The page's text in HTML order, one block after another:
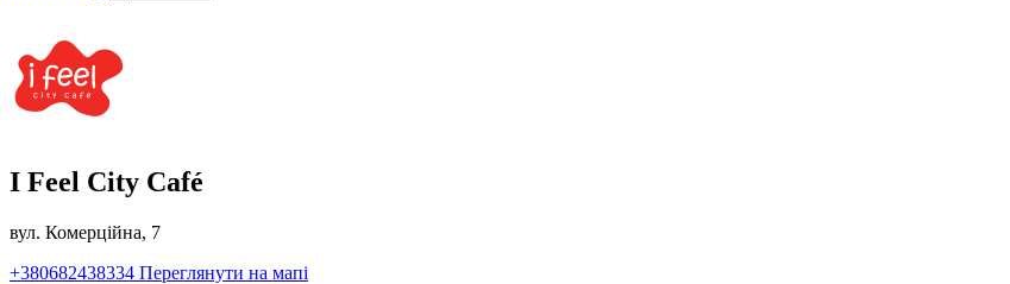
I Feel City Café
вул. Комерційна, 7
+380682438334 Переглянути на мапі